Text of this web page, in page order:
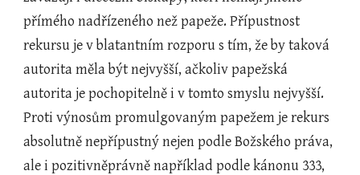
přímého nadřízeného než papeže. Přípustnost
rekursu je v blatantním rozporu s tím, že by taková
autorita měla být nejvyšší, ačkoliv papežská
autorita je pochopitelně i v tomto smyslu nejvyšší.
Proti výnosům promulgovaným papežem je rekurs
absolutně nepřípustný nejen podle Božského práva,
ale i pozitivněprávně například podle kánonu 333,